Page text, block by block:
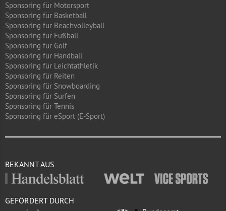
Sponsoring für Motorsport
Sponsoring für Basketball
Sponsoring für Beachvolleyball
Sponsoring für Fußball
Sponsoring für Golf
Sponsoring für Handball
Sponsoring für Leichtathletik
Sponsoring für Reiten
Sponsoring für Snowboarding
Sponsoring für Surfen
Sponsoring für Tennis
Sponsoring für eSport (E-Sport)
BEKANNT AUS
GEFÖRDERT DURCH